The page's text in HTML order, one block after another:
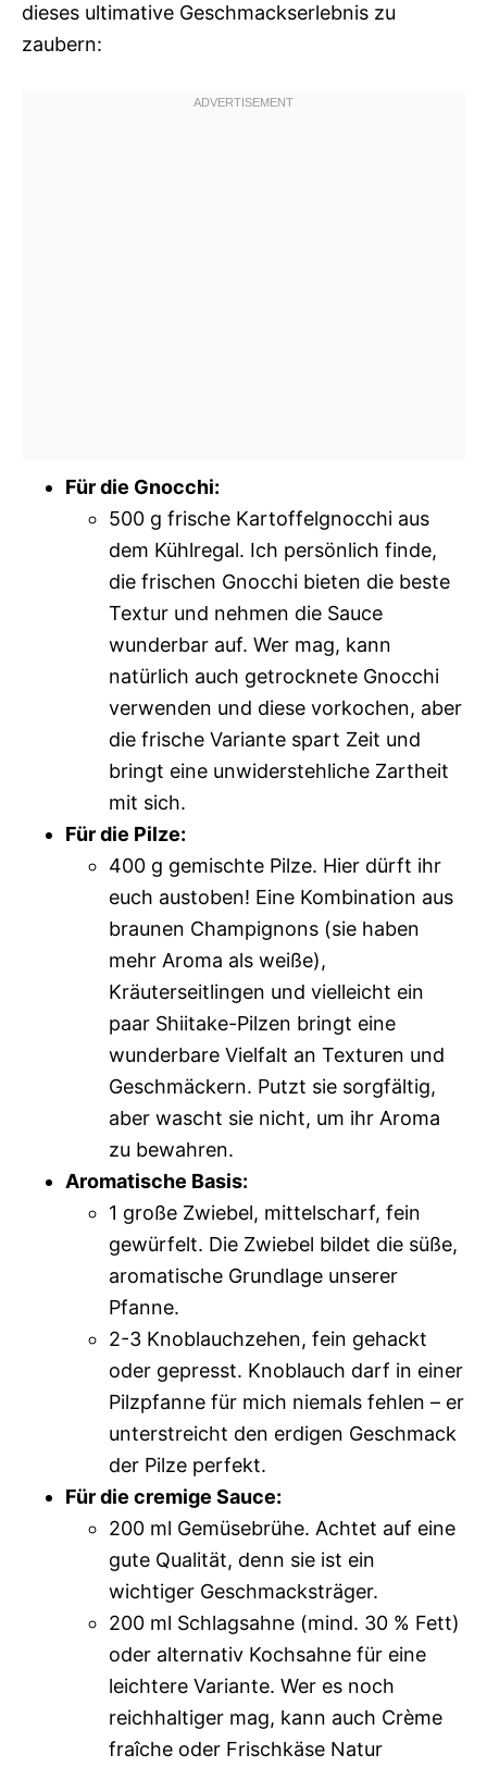
dieses ultimative Geschmackserlebnis zu
zaubern:
Für die Gnocchi:
500 g frische Kartoffelgnocchi aus
dem Kühlregal. Ich persönlich finde,
die frischen Gnocchi bieten die beste
Textur und nehmen die Sauce
wunderbar auf. Wer mag, kann
natürlich auch getrocknete Gnocchi
verwenden und diese vorkochen, aber
die frische Variante spart Zeit und
bringt eine unwiderstehliche Zartheit
mit sich.
Für die Pilze:
400 g gemischte Pilze. Hier dürft ihr
euch austoben! Eine Kombination aus
braunen Champignons (sie haben
mehr Aroma als weiße),
Kräuterseitlingen und vielleicht ein
paar Shiitake-Pilzen bringt eine
wunderbare Vielfalt an Texturen und
Geschmäckern. Putzt sie sorgfältig,
aber wascht sie nicht, um ihr Aroma
zu bewahren.
Aromatische Basis:
1 große Zwiebel, mittelscharf, fein
gewürfelt. Die Zwiebel bildet die süße,
aromatische Grundlage unserer
Pfanne.
2-3 Knoblauchzehen, fein gehackt
oder gepresst. Knoblauch darf in einer
Pilzpfanne für mich niemals fehlen – er
unterstreicht den erdigen Geschmack
der Pilze perfekt.
Für die cremige Sauce:
200 ml Gemüsebrühe. Achtet auf eine
gute Qualität, denn sie ist ein
wichtiger Geschmacksträger.
200 ml Schlagsahne (mind. 30 % Fett)
oder alternativ Kochsahne für eine
leichtere Variante. Wer es noch
reichhaltiger mag, kann auch Crème
fraîche oder Frischkäse Natur